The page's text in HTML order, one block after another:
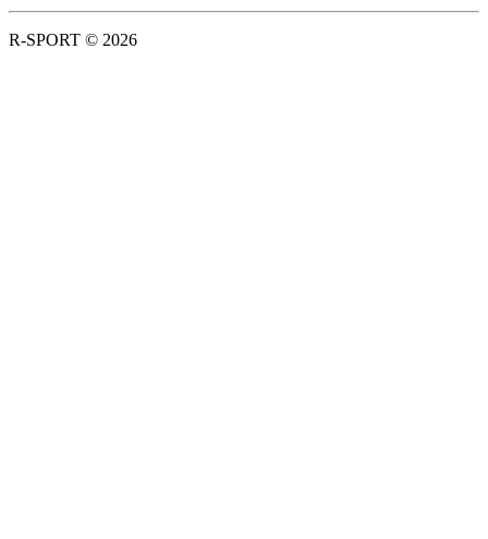
R-SPORT © 2026